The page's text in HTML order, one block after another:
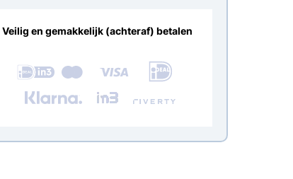
Veilig en gemakkelijk (achteraf) betalen